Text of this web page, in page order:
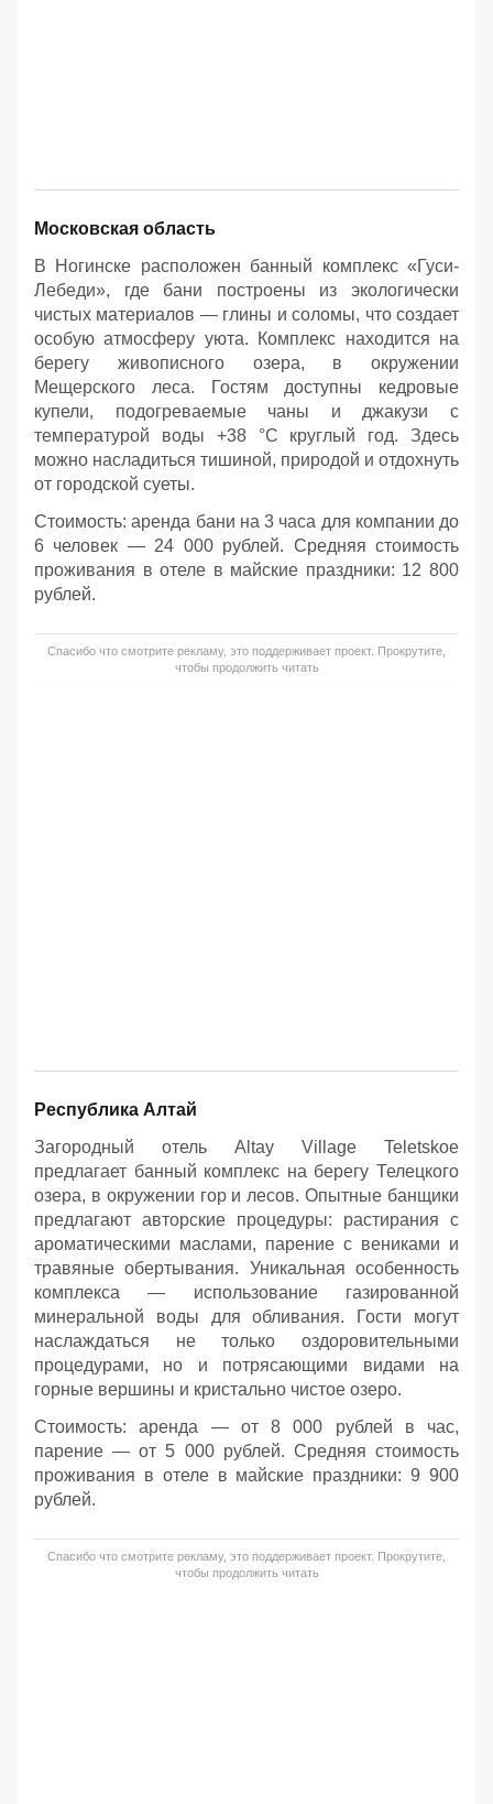
Московская область
В Ногинске расположен банный комплекс «Гуси-
Лебеди», где бани построены из экологически
чистых материалов — глины и соломы, что создает
особую атмосферу уюта. Комплекс находится на
берегу живописного озера, в окружении
Мещерского леса. Гостям доступны кедровые
купели, подогреваемые чаны и джакузи с
температурой воды +38 °C круглый год. Здесь
можно насладиться тишиной, природой и отдохнуть
от городской суеты.
Стоимость: аренда бани на 3 часа для компании до
6 человек — 24 000 рублей. Средняя стоимость
проживания в отеле в майские праздники: 12 800
рублей.
Спасибо что смотрите рекламу, это поддерживает проект. Прокрутите,
чтобы продолжить читать
Республика Алтай
Загородный отель Altay Village Teletskoe
предлагает банный комплекс на берегу Телецкого
озера, в окружении гор и лесов. Опытные банщики
предлагают авторские процедуры: растирания с
ароматическими маслами, парение с вениками и
травяные обертывания. Уникальная особенность
комплекса — использование газированной
минеральной воды для обливания. Гости могут
наслаждаться не только оздоровительными
процедурами, но и потрясающими видами на
горные вершины и кристально чистое озеро.
Стоимость: аренда — от 8 000 рублей в час,
парение — от 5 000 рублей. Средняя стоимость
проживания в отеле в майские праздники: 9 900
рублей.
Спасибо что смотрите рекламу, это поддерживает проект. Прокрутите,
чтобы продолжить читать